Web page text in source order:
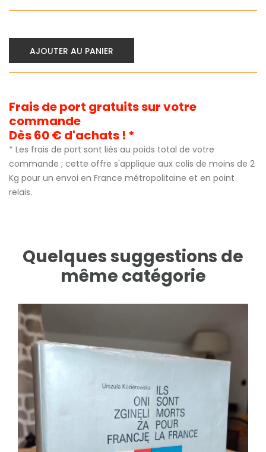
AJOUTER AU PANIER
Frais de port gratuits sur votre
commande
Dès 60 € d'achats ! *
* Les frais de port sont liés au poids total de votre
commande ; cette offre s'applique aux colis de moins de 2
Kg pour un envoi en France métropolitaine et en point
relais.
Quelques suggestions de
même catégorie